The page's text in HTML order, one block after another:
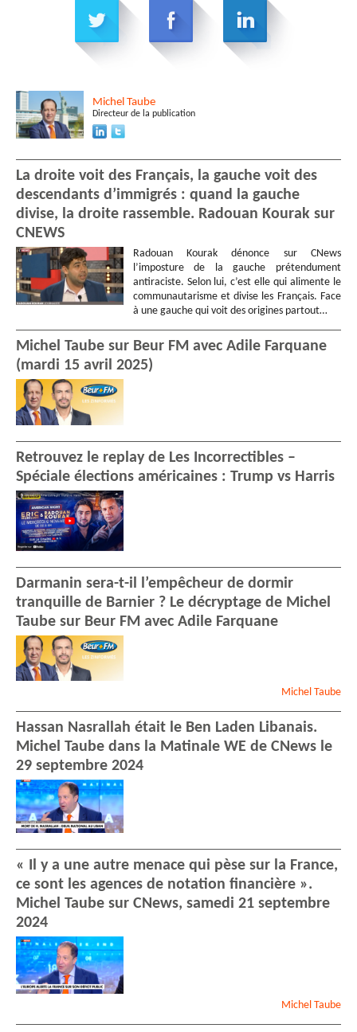
Michel Taube
Directeur de la publication
La droite voit des Français, la gauche voit des
descendants d’immigrés : quand la gauche
divise, la droite rassemble. Radouan Kourak sur
CNEWS
Radouan Kourak dénonce sur CNews
l’imposture de la gauche prétendument
antiraciste. Selon lui, c’est elle qui alimente le
communautarisme et divise les Français. Face
à une gauche qui voit des origines partout…
Michel Taube sur Beur FM avec Adile Farquane
(mardi 15 avril 2025)
Retrouvez le replay de Les Incorrectibles –
Spéciale élections américaines : Trump vs Harris
Darmanin sera-t-il l’empêcheur de dormir
tranquille de Barnier ? Le décryptage de Michel
Taube sur Beur FM avec Adile Farquane
Michel Taube
Hassan Nasrallah était le Ben Laden Libanais.
Michel Taube dans la Matinale WE de CNews le
29 septembre 2024
« Il y a une autre menace qui pèse sur la France,
ce sont les agences de notation financière ».
Michel Taube sur CNews, samedi 21 septembre
2024
Michel Taube